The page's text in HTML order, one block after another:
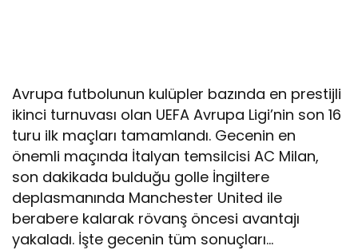
Avrupa futbolunun kulüpler bazında en prestijli
ikinci turnuvası olan UEFA Avrupa Ligi’nin son 16
turu ilk maçları tamamlandı. Gecenin en
önemli maçında İtalyan temsilcisi AC Milan,
son dakikada bulduğu golle İngiltere
deplasmanında Manchester United ile
berabere kalarak rövanş öncesi avantajı
yakaladı. İşte gecenin tüm sonuçları…